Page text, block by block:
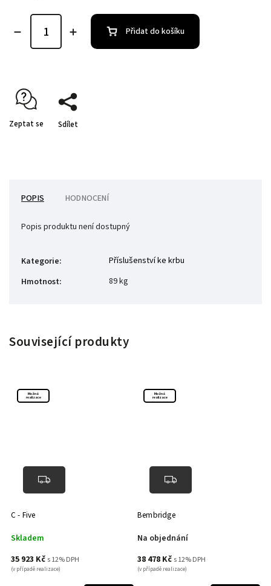
Přidat do košíku
Zeptat se Sdílet
POPIS HODNOCENÍ
Popis produktu není dostupný
Kategorie:
Příslušenství ke krbu
Hmotnost: 89 kg
Související produkty
Možná
realizace
C - Five
Skladem
35 923 Kč s 12% DPH
(v případě realizace)
Možná
realizace
Bembridge
Na objednání
38 478 Kč s 12% DPH
(v případě realizace)